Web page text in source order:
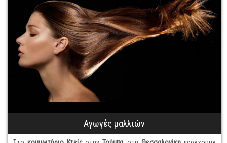
Αγωγές μαλλιών